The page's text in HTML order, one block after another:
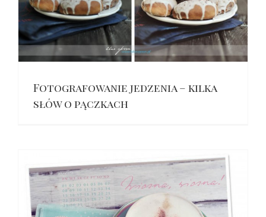
Fotografowanie jedzenia – kilka
słów o pączkach